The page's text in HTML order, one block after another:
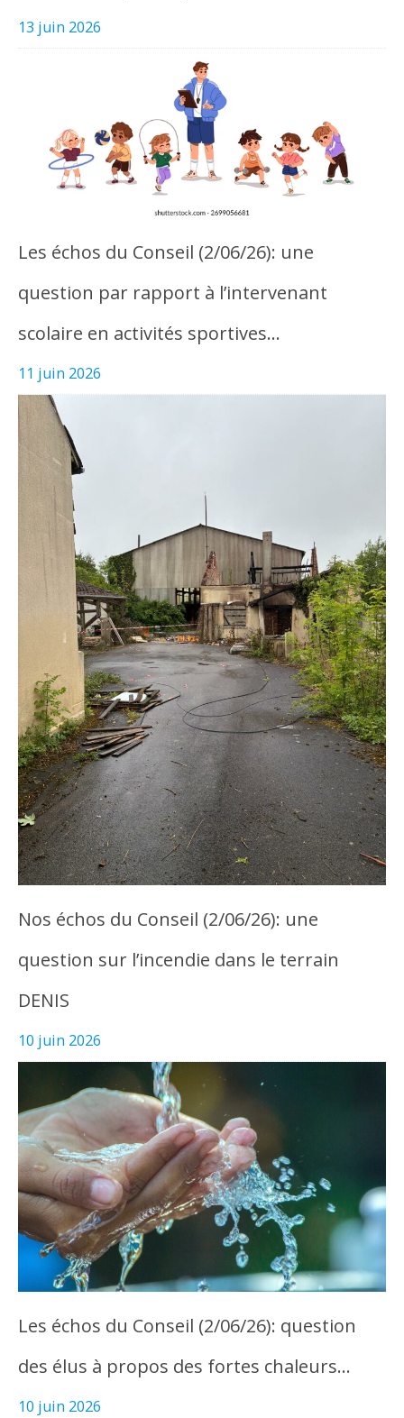
13 juin 2026
Les échos du Conseil (2/06/26): une
question par rapport à l’intervenant
scolaire en activités sportives…
11 juin 2026
Nos échos du Conseil (2/06/26): une
question sur l’incendie dans le terrain
DENIS
10 juin 2026
Les échos du Conseil (2/06/26): question
des élus à propos des fortes chaleurs…
10 juin 2026